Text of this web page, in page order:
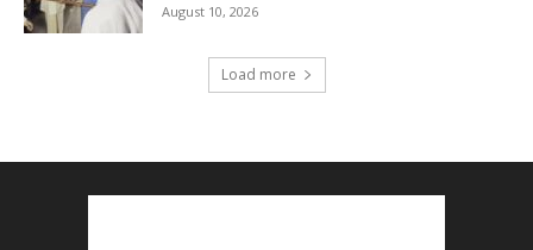
August 10, 2026
Load more